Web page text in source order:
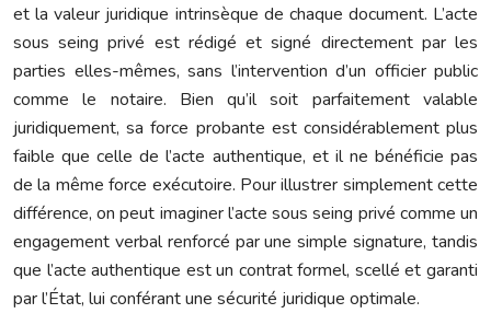
et la valeur juridique intrinsèque de chaque document. L’acte
sous seing privé est rédigé et signé directement par les
parties elles-mêmes, sans l’intervention d’un officier public
comme le notaire. Bien qu’il soit parfaitement valable
juridiquement, sa force probante est considérablement plus
faible que celle de l’acte authentique, et il ne bénéficie pas
de la même force exécutoire. Pour illustrer simplement cette
différence, on peut imaginer l’acte sous seing privé comme un
engagement verbal renforcé par une simple signature, tandis
que l’acte authentique est un contrat formel, scellé et garanti
par l’État, lui conférant une sécurité juridique optimale.